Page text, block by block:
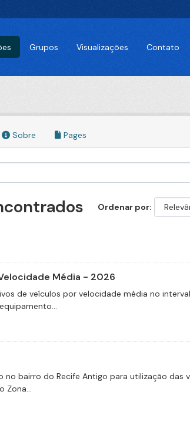
Grupos Visualizações Contato
Sobre Pages
Ordenar por
Média - 2026
de veículos por velocidade média no
bairro do Recife Antigo para utilização das
Zona...